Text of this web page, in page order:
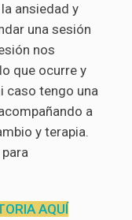
ansiedad y
una sesión
nos
que ocurre y
caso tengo una
a
y terapia.
AQUÍ